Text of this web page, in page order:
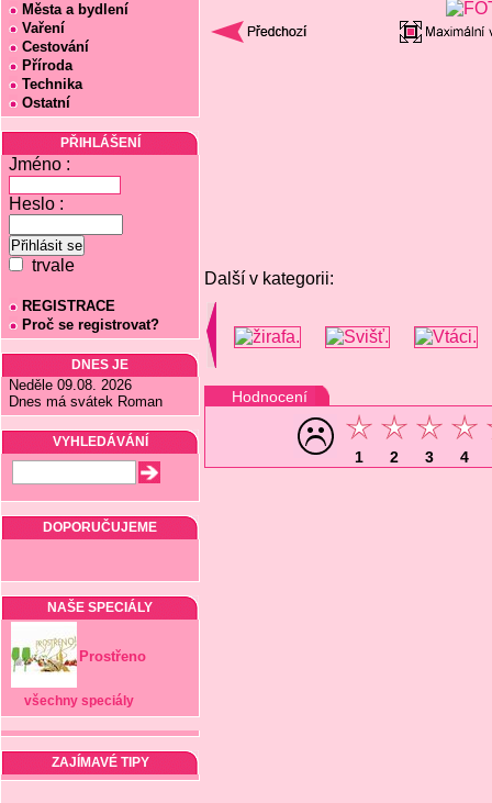
Města a bydlení
Vaření
Cestování
Příroda
Technika
Ostatní
PŘIHLÁŠENÍ
Jméno :
Heslo :
trvale
REGISTRACE
Proč se registrovat?
DNES JE
Neděle 09.08. 2026
Dnes má svátek Roman
VYHLEDÁVÁNÍ
DOPORUČUJEME
NAŠE SPECIÁLY
Prostřeno
všechny speciály
ZAJÍMAVÉ TIPY
Další v kategorii:
Hodnocení
1 2 3 4